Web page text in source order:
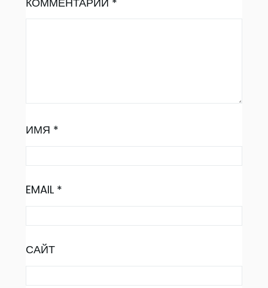
ИМЯ *
EMAIL *
САЙТ